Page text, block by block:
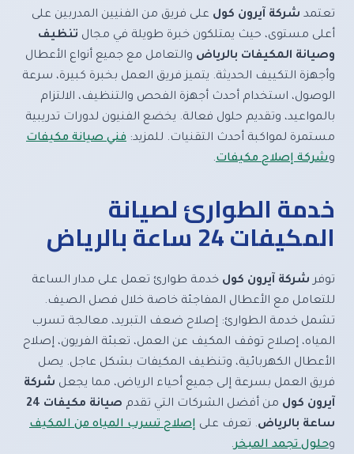
تعتمد شركة آيرون كول على فريق من الفنيين المدربين على
أعلى مستوى، حيث يمتلكون خبرة طويلة في مجال تنظيف
وصيانة المكيفات بالرياض والتعامل مع جميع أنواع الأعطال
وأجهزة التكييف الحديثة. يتميز فريق العمل بخبرة كبيرة، سرعة
الوصول، استخدام أحدث أجهزة الفحص والتنظيف، الالتزام
بالمواعيد، وتقديم حلول فعالة. يخضع الفنيون لدورات تدريبية
مستمرة لمواكبة أحدث التقنيات. للمزيد: فني صيانة مكيفات
وشركة إصلاح مكيفات.
خدمة الطوارئ لصيانة
المكيفات 24 ساعة بالرياض
توفر شركة آيرون كول خدمة طوارئ تعمل على مدار الساعة
للتعامل مع الأعطال المفاجئة خاصة خلال فصل الصيف.
تشمل خدمة الطوارئ: إصلاح ضعف التبريد، معالجة تسرب
المياه، إصلاح توقف المكيف عن العمل، تعبئة الفريون، إصلاح
الأعطال الكهربائية، وتنظيف المكيفات بشكل عاجل. يصل
فريق العمل بسرعة إلى جميع أحياء الرياض، مما يجعل شركة
آيرون كول من أفضل الشركات التي تقدم
صيانة مكيفات 24
ساعة بالرياض. تعرف على إصلاح تسرب المياه من المكيف
وحلول تجمد المبخر.